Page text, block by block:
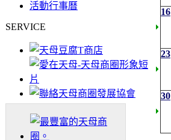
活動行事曆
SERVICE
16
23
30